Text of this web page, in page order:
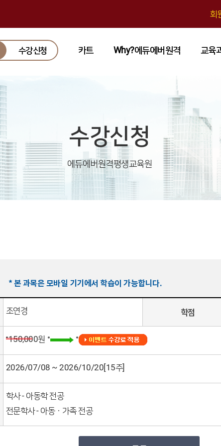
회
수강신청 카트 Why?에듀에버원격 교육
수강신청
에듀에버원격평생교육원
* 본 과목은 모바일 기기에서 학습이 가능합니다.
조연경 학점
150,000원
2026/07/08 ~ 2026/10/20[15주]
학사 - 아동학 전공
전문학사 - 아동ㆍ가족 전공